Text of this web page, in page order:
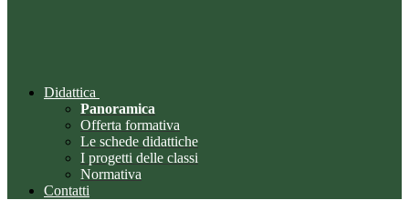
Didattica
Panoramica
Offerta formativa
Le schede didattiche
I progetti delle classi
Normativa
Contatti